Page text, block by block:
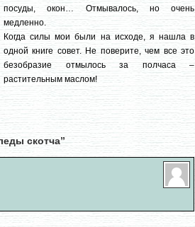
посуды, окон… Отмывалось, но очень
медленно.
Когда силы мои были на исходе, я нашла в
одной книге совет. Не поверите, чем все это
безобразие отмылось за полчаса –
растительным маслом!
скотча”